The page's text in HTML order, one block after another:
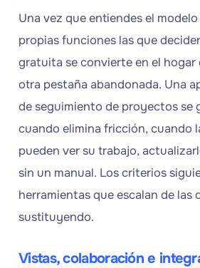
Una vez que entiendes el
propias funciones las que
gratuita se convierte en el hogar
otra pestaña abandonada. Una
de seguimiento de proyectos se
cuando elimina fricción, cuando
pueden ver su trabajo,
sin un manual. Los criterios
herramientas que escalan de las
sustituyendo.
Vistas, colaboración e